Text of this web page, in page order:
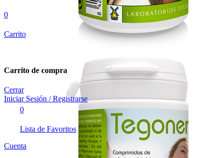
0
Carrito
Carrito de compra
Cerrar
Iniciar Sesión / Registrarse
0
Lista de Favoritos
Cuenta